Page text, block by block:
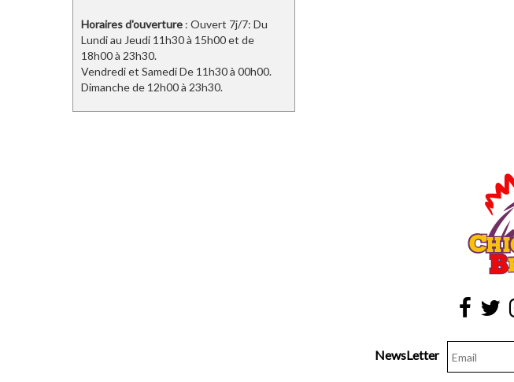
Horaires d'ouverture : Ouvert 7j/7: Du
Lundi au Jeudi 11h30 à 15h00 et de
18h00 à 23h30.
Vendredi et Samedi De 11h30 à 00h00.
Dimanche de 12h00 à 23h30.
NewsLetter